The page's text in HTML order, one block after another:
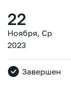
22
Ноября, Ср
2023
Завершен